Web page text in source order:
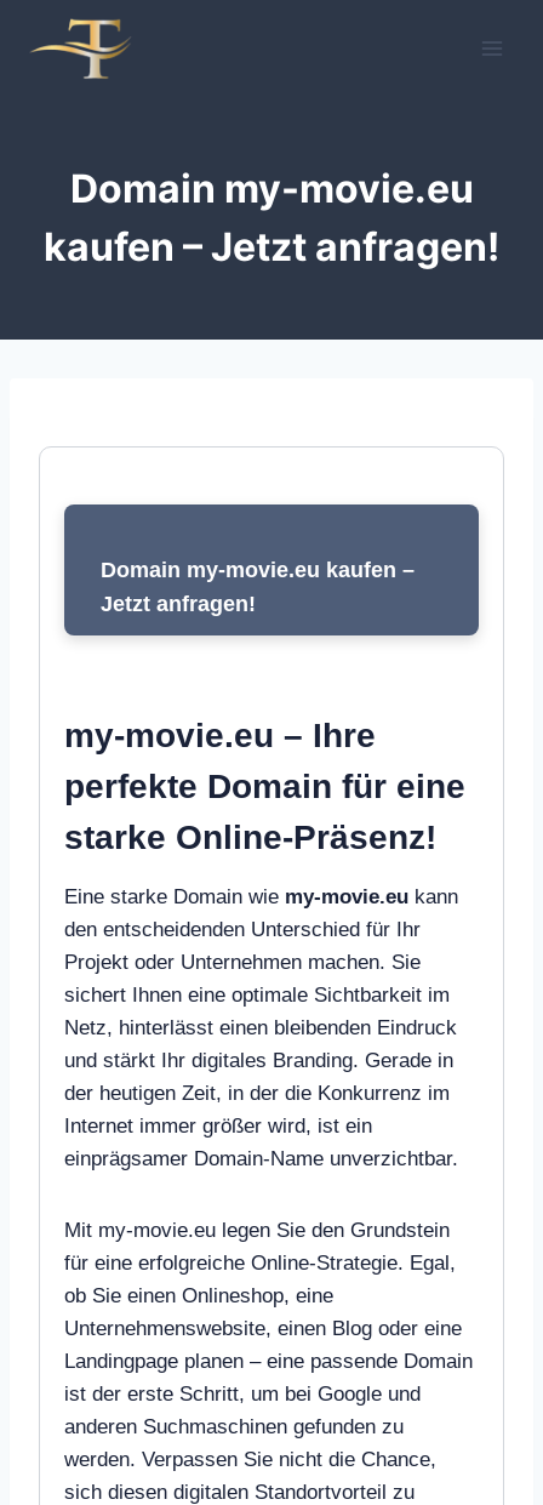
Inhalt
Domain my-movie.eu
kaufen – Jetzt anfragen!
Domain my-movie.eu kaufen –
Jetzt anfragen!
my-movie.eu – Ihre
perfekte Domain für eine
starke Online-Präsenz!
Eine starke Domain wie my-movie.eu kann
den entscheidenden Unterschied für Ihr
Projekt oder Unternehmen machen. Sie
sichert Ihnen eine optimale Sichtbarkeit im
Netz, hinterlässt einen bleibenden Eindruck
und stärkt Ihr digitales Branding. Gerade in
der heutigen Zeit, in der die Konkurrenz im
Internet immer größer wird, ist ein
einprägsamer Domain-Name unverzichtbar.
Mit my-movie.eu legen Sie den Grundstein
für eine erfolgreiche Online-Strategie. Egal,
ob Sie einen Onlineshop, eine
Unternehmenswebsite, einen Blog oder eine
Landingpage planen – eine passende Domain
ist der erste Schritt, um bei Google und
anderen Suchmaschinen gefunden zu
werden. Verpassen Sie nicht die Chance,
sich diesen digitalen Standortvorteil zu